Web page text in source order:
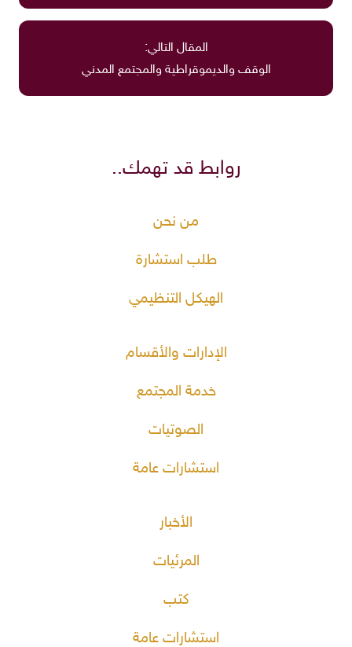
المقال التالي:
الوقف والديموقراطية والمجتمع المدني
روابط قد تهمك..
من نحن
طلب استشارة
الهيكل التنظيمي
الإدارات والأقسام
خدمة المجتمع
الصوتيات
استشارات عامة
الأخبار
المرئيات
كتب
استشارات عامة